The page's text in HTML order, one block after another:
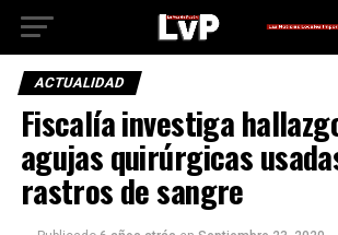
ACTUALIDAD
Fiscalía investiga
agujas quirúrgicas
rastros de sangre